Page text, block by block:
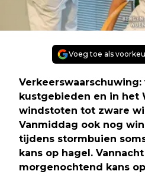
Voeg toe als
kustgebieden en in het
windstoten tot zware
Vanmiddag ook nog
tijdens stormbuien
kans op hagel.
morgenochtend kans